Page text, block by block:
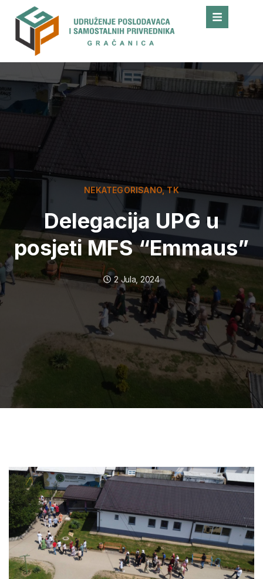
NEKATEGORISANO,TK
Delegacija UPG u
posjeti MFS “Emmaus”
2 Jula, 2024